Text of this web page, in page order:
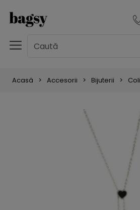
Acasă Accesorii Bijuterii